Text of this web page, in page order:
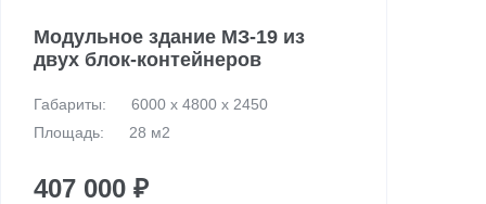
Модульное здание МЗ-19 из
двух блок-контейнеров
Габариты:
6000 х 4800 х 2450
Площадь:
28 м2
407 000 ₽